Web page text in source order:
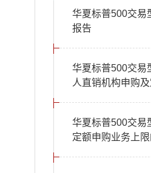
华夏标普500交易
报告
华夏标普500交易
人直销机构申购
华夏标普500交易
定额申购业务上